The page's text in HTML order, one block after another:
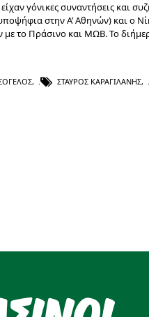
γόνικες συναντήσεις και
στην Α’ Αθηνών) και ο
το Πράσινο και ΜΩΒ. To
, ΣΤΑΎΡΟΣ ΚΑΡΑΓΙΛΆΝΗΣ,